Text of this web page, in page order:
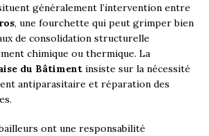
généralement l’intervention entre
, une fourchette qui peut grimper bien
de consolidation structurelle
chimique ou thermique. La
du Bâtiment insiste sur la nécessité
antiparasitaire et réparation des
ont une responsabilité